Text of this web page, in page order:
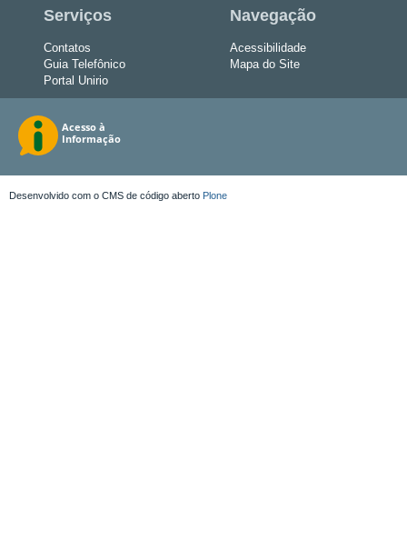
Serviços
Contatos
Guia Telefônico
Portal Unirio
Navegação
Acessibilidade
Mapa do Site
Desenvolvido com o CMS de código aberto Plone